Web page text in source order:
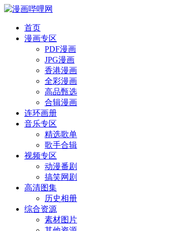
首页
漫画专区
PDF漫画
JPG漫画
香港漫画
全彩漫画
高品甄选
合辑漫画
连环画册
音乐专区
精选歌单
歌手合辑
视频专区
动漫番剧
搞笑网剧
高清图集
历史相册
综合资源
素材图片